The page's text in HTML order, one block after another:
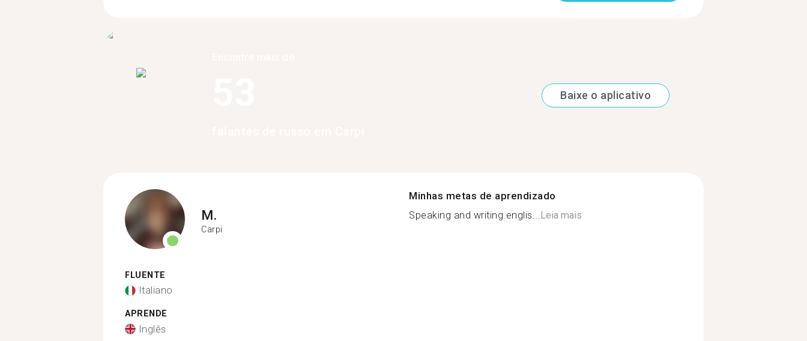
Baixe o aplicativo
M.
Carpi
FLUENTE
Italiano
APRENDE
Inglês
Minhas metas de aprendizado
Speaking and writing englis... Leia mais